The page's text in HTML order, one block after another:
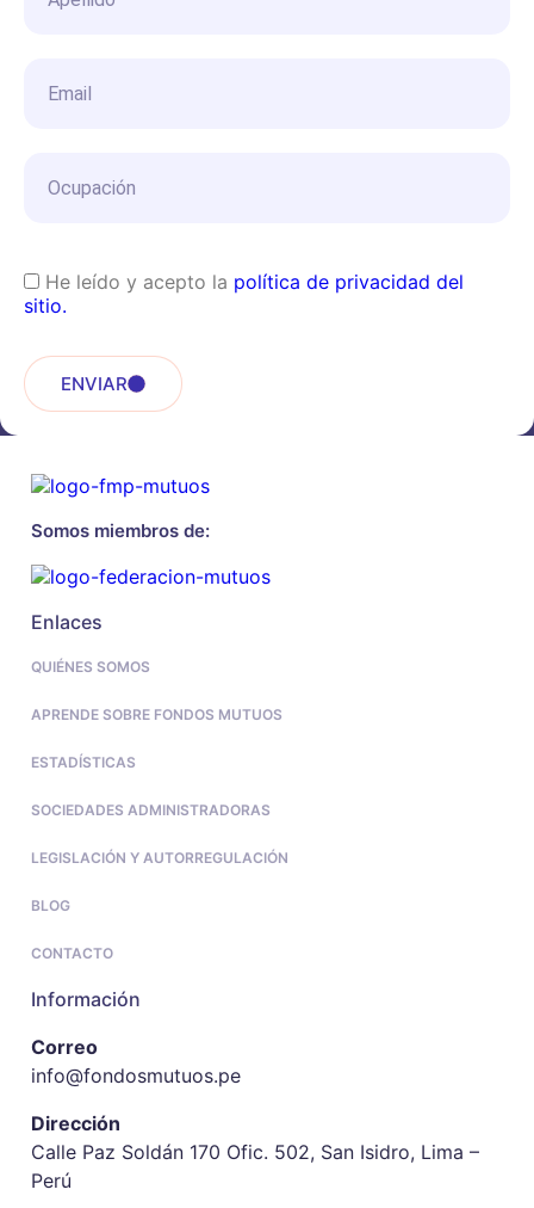
He leído y acepto la política de privacidad del
sitio.
ENVIAR
Somos miembros de:
Enlaces
QUIÉNES SOMOS
APRENDE SOBRE FONDOS MUTUOS
ESTADÍSTICAS
SOCIEDADES ADMINISTRADORAS
LEGISLACIÓN Y AUTORREGULACIÓN
BLOG
CONTACTO
Información
Correo
info@fondosmutuos.pe
Dirección
Calle Paz Soldán 170 Ofic. 502, San Isidro, Lima –
Perú